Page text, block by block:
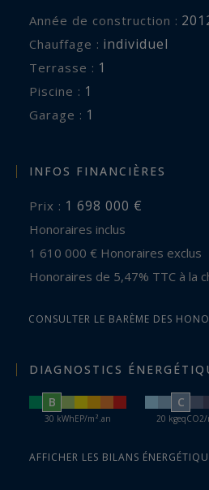
Année de construction :
Chauffage : individuel
terrasse : 1
piscine : 1
garage : 1
INFOS FINANCIÈRES
Prix : 1 698 000 €
Honoraires inclus
1 610 000 € Honoraires exclus
Honoraires de 5,47% TTC à la
CONSULTER LE BARÈME DES
DIAGNOSTICS
B
30 kWhEP/m².an
C
20 kgeqCO2/
AFFICHER LES BILANS